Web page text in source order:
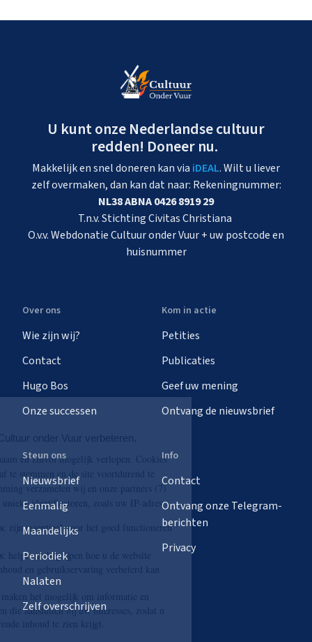
U kunt onze Nederlandse cultuur
redden! Doneer nu.
Makkelijk en snel doneren kan via iDEAL. Wilt u liever
zelf overmaken, dan kan dat naar: Rekeningnummer:
NL38 ABNA 0426 8919 29
T.n.v. Stichting Civitas Christiana
O.v.v. Webdonatie Cultuur onder Vuur + uw postcode en
huisnummer
Over ons
Wie zijn wij?
Contact
Hugo Bos
Onze successen
Kom in actie
Petities
Publicaties
Geef uw mening
Ontvang de nieuwsbrief
Steun ons
Nieuwsbrief
Eenmalig
Maandelijks
Periodiek
Nalaten
Zelf overschrijven
Info
Contact
Ontvang onze Telegram-
berichten
Privacy